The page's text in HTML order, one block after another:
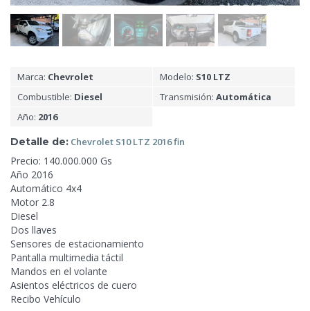
Marca: Chevrolet Modelo: S10 LTZ
Combustible: Diesel Transmisión: Automática
Año: 2016
Detalle de: Chevrolet S10 LTZ 2016 fin
Precio: 140.000.000 Gs
Año 2016
Automático 4x4
Motor 2.8
Diesel
Dos llaves
Sensores de estacionamiento
Pantalla multimedia táctil
Mandos en el volante
Asientos eléctricos de cuero
Recibo Vehículo